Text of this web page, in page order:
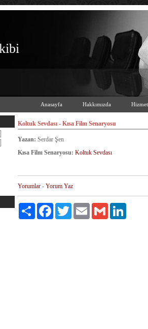
Anasayfa Hakkımızda
Koltuk Sevdası - Kısa Film Senaryosu
Yazan: Serdar Şen
Kısa Film Senaryosu: Koltuk Sevdası
Yorumlar - Yorum Yaz
Paylaş FacebookTwitter Email Gmail